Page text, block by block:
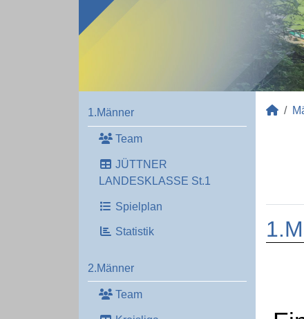
1.Männer
Team
JÜTTNER
LANDESKLASSE St.1
Spielplan
Statistik
2.Männer
Team